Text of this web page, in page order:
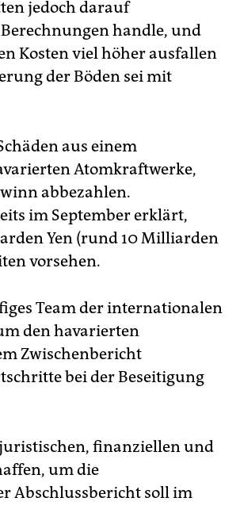
jedoch darauf
handle, und
Kosten viel höher ausfallen
der Böden sei mit
aus einem
Atomkraftwerke,
abbezahlen.
im September erklärt,
Yen (rund 10 Milliarden
vorsehen.
Team der internationalen
den havarierten
Zwischenbericht
bei der Beseitigung
finanziellen und
um die
Abschlussbericht soll im